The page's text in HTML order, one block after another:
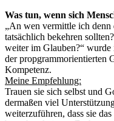
Was tun, wenn sich
„An wen vermittle ich denn
tatsächlich bekehren
weiter im Glauben?“
der propgrammorientierten
Kompetenz.
Meine Empfehlung:
Trauen sie sich selbst und
dermaßen viel
weiterzuführen, dass sie